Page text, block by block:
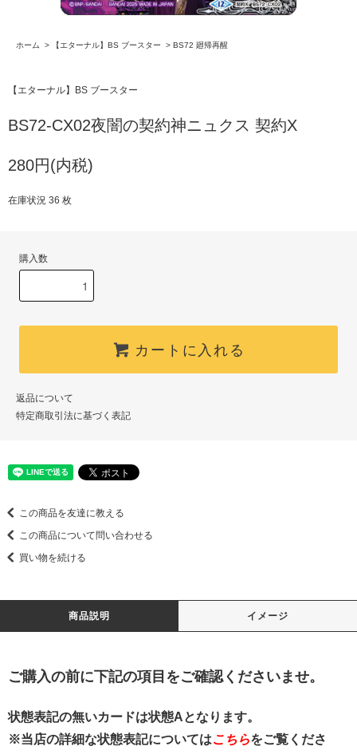
ホーム > 【エターナル】BS ブースター > BS72 廻帰再醒
【エターナル】BS ブースター
BS72-CX02夜闇の契約神ニュクス 契約X
280円(内税)
在庫状況 36 枚
購入数
カートに入れる
返品について
特定商取引法に基づく表記
この商品を友達に教える
この商品について問い合わせる
買い物を続ける
商品説明 イメージ
ご購入の前に下記の項目をご確認くださいませ。
状態表記の無いカードは状態Aとなります。
※当店の詳細な状態表記についてはこちらをご覧くださ